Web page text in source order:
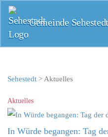
Gemeinde Sehestedt
Sehestedt > Aktuelles
Aktuelles
In Würde begangen: Tag